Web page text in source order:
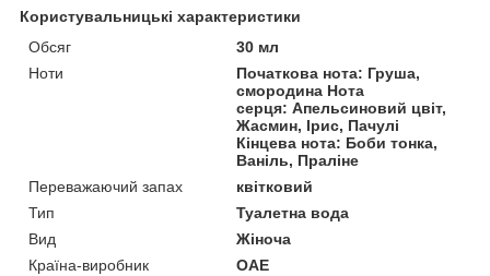
Користувальницькі характеристики
Обсяг
30 мл
Ноти
Початкова нота: Груша,
смородина Нота
серця: Апельсиновий цвіт,
Жасмин, Ірис, Пачулі
Кінцева нота: Боби тонка,
Ваніль, Праліне
Переважаючий запах
квітковий
Тип
Туалетна вода
Вид
Жіноча
Країна-виробник
ОАЕ